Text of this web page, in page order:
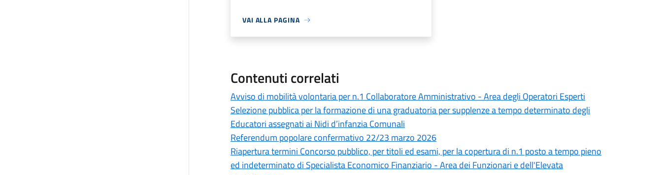
VAI ALLA PAGINA
Contenuti correlati
Avviso di mobilità volontaria per n.1 Collaboratore Amministrativo - Area degli Operatori Esperti
Selezione pubblica per la formazione di una graduatoria per supplenze a tempo determinato degli
Educatori assegnati ai Nidi d’infanzia Comunali
Referendum popolare confermativo 22/23 marzo 2026
Riapertura termini Concorso pubblico, per titoli ed esami, per la copertura di n.1 posto a tempo pieno
ed indeterminato di Specialista Economico Finanziario - Area dei Funzionari e dell'Elevata